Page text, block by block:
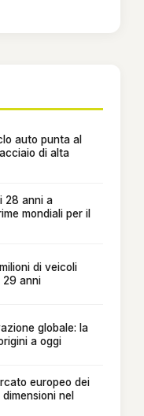
auto punta al
di alta
28 anni a
mondiali per il
di veicoli
29 anni
globale: la
a oggi
europeo dei
nel